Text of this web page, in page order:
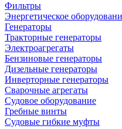
Фильтры
Энергетическое
Генераторы
Тракторные генераторы
Электроагрегаты
Бензиновые генераторы
Дизельные генераторы
Инверторные генераторы
Сварочные агрегаты
Судовое оборудование
Гребные винты
Судовые гибкие муфты